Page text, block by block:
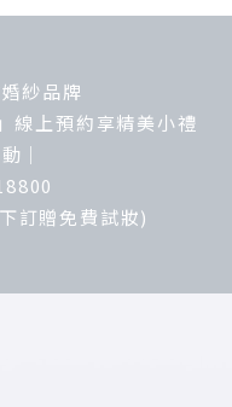
紗品牌
線上預約享精美小禮
｜
訂贈免費試妝)